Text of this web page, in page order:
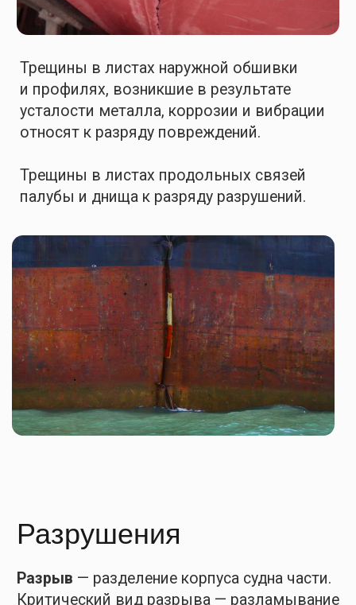
обратитесь в нашу компанию.
СпецМорСервис предоставляет полный
комплекс услуг по дефектации и
судоремонту. Выявляем дефекты
корпусов, восстанавливаем и
освидетельствуем корпусные конструкции.
Работы ведутся на основании
сертификатов классификационных
сообществ: РМРС, РРР, NKK, RINA, BUREAU
VERITAS.
консультация